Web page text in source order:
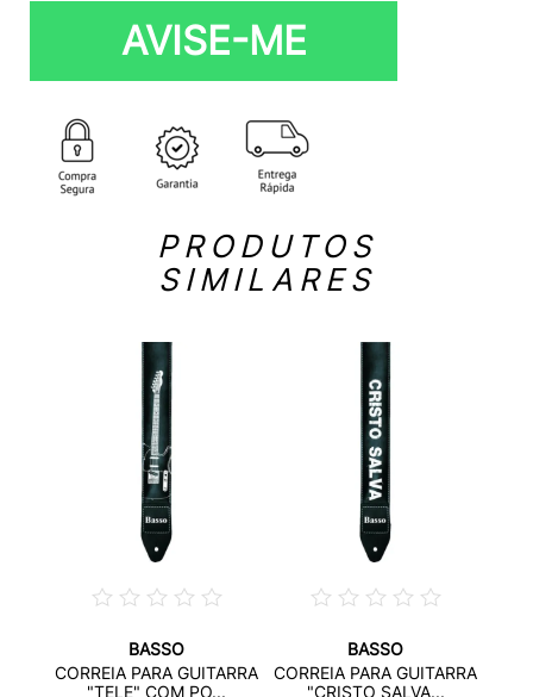
AVISE-ME
PRODUTOS
SIMILARES
BASSO
CORREIA PARA GUITARRA
"TELE" COM PO...
BASSO
CORREIA PARA GUITARRA
"CRISTO SALVA...